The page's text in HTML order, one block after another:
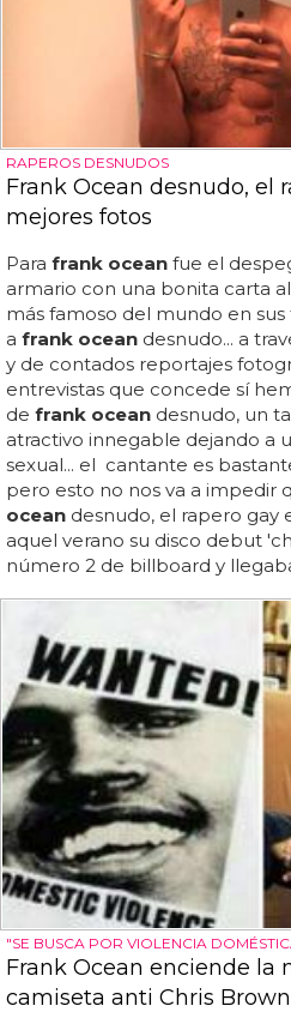
RAPEROS DESNUDOS
Frank Ocean desnudo, el
mejores fotos
Para frank ocean fue el
armario con una bonita carta
más famoso del mundo en sus
a frank ocean desnudo... a
y de contados reportajes
entrevistas que concede sí
de frank ocean desnudo, un
atractivo innegable dejando a
sexual... el cantante es
pero esto no nos va a impedir
ocean desnudo, el rapero gay
aquel verano su disco debut
número 2 de billboard y
"SE BUSCA POR VIOLENCIA
Frank Ocean enciende la
camiseta anti Chris Brown